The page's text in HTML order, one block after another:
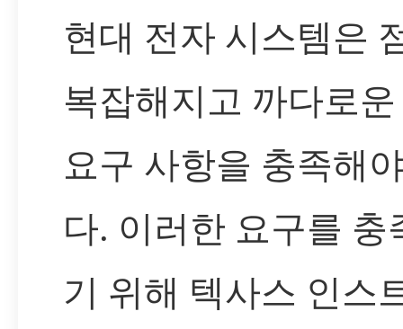
현대 전자 시스템은
복잡해지고 까다로
요구 사항을 충족해
다. 이러한 요구를 충
기 위해 텍사스 인스